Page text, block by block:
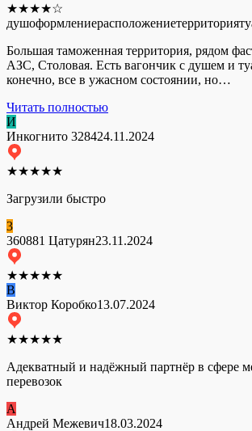
★★★★☆
душоформлениерасположениетерритория
Большая таможенная территория, рядом
АЗС, Столовая. Есть вагончик с душем и
конечно, все в ужасном состоянии, но…
Читать полностью
И
Инкогнито 328424.11.2024
★★★★★
Загрузили быстро
3
360881 Цатурян23.11.2024
★★★★★
В
Виктор Коробко13.07.2024
★★★★★
Адекватный и надёжный партнёр в сфере
перевозок
А
Андрей Межевич18.03.2024